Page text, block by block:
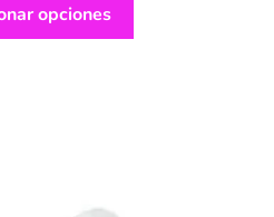
opciones